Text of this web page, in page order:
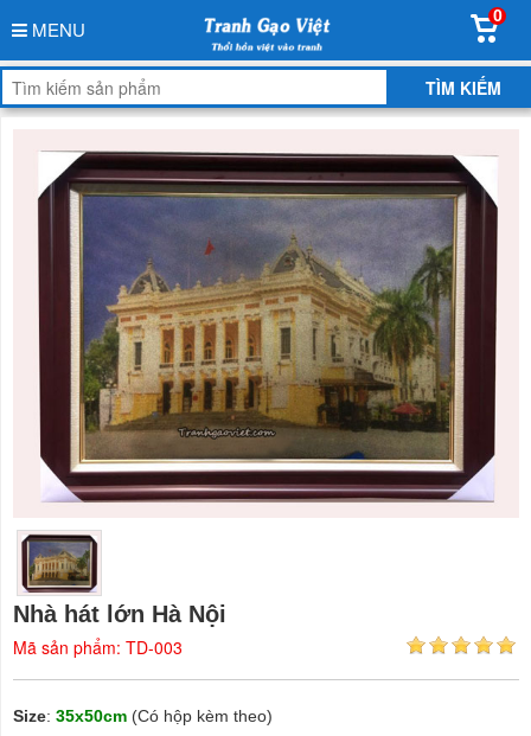
MENU
0
Nhà hát lớn Hà Nội
Mã sản phẩm: TD-003
Size: 35x50cm (Có hộp kèm theo)